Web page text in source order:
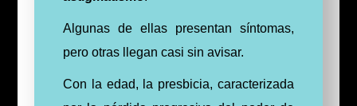
Algunas de ellas presentan síntomas,
pero otras llegan casi sin avisar.
Con la edad, la presbicia, caracterizada